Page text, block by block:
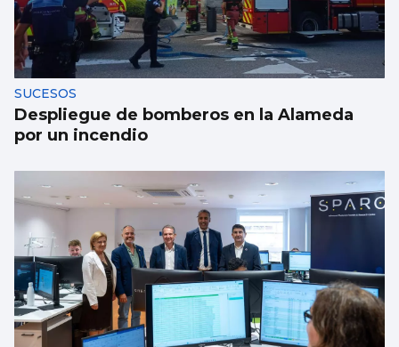
SUCESOS
Despliegue de bomberos en la Alameda
por un incendio